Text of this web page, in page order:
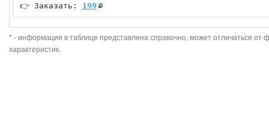
👉 Заказать: 199
* - информация в таблице представлена справочно, может отличаться от
характеристик.